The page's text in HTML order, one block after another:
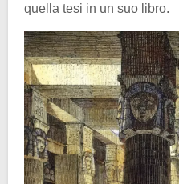
quella tesi in un suo libro.